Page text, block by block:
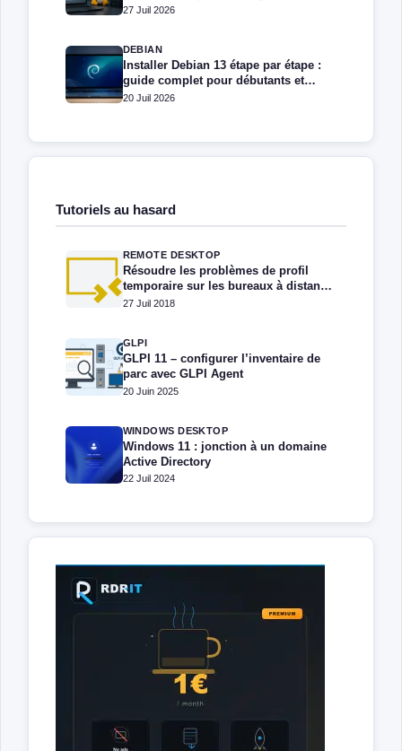
Docker Compose
27 Juil 2026
DEBIAN
Installer Debian 13 étape par étape :
guide complet pour débutants et
administrateurs
20 Juil 2026
Tutoriels au hasard
REMOTE DESKTOP
Résoudre les problèmes de profil
temporaire sur les bureaux à distance
RDS/TSE
27 Juil 2018
GLPI
GLPI 11 – configurer l’inventaire de
parc avec GLPI Agent
20 Juin 2025
WINDOWS DESKTOP
Windows 11 : jonction à un domaine
Active Directory
22 Juil 2024